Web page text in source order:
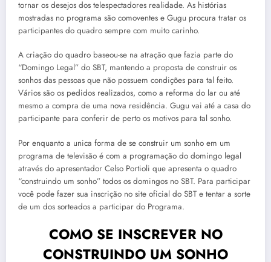
tornar os desejos dos telespectadores realidade. As histórias
mostradas no programa são comoventes e Gugu procura tratar os
participantes do quadro sempre com muito carinho.
A criação do quadro baseou-se na atração que fazia parte do
“Domingo Legal” do SBT, mantendo a proposta de construir os
sonhos das pessoas que não possuem condições para tal feito.
Vários são os pedidos realizados, como a reforma do lar ou até
mesmo a compra de uma nova residência. Gugu vai até a casa do
participante para conferir de perto os motivos para tal sonho.
Por enquanto a unica forma de se construir um sonho em um
programa de televisão é com a programação do domingo legal
através do apresentador Celso Portioli que apresenta o quadro
“construindo um sonho” todos os domingos no SBT. Para participar
você pode fazer sua inscrição no site oficial do SBT e tentar a sorte
de um dos sorteados a participar do Programa.
COMO SE INSCREVER NO
CONSTRUINDO UM SONHO